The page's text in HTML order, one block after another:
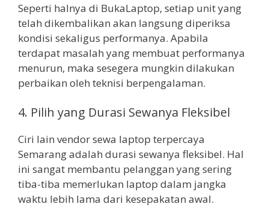
Seperti halnya di BukaLaptop, setiap unit yang
telah dikembalikan akan langsung diperiksa
kondisi sekaligus performanya. Apabila
terdapat masalah yang membuat performanya
menurun, maka sesegera mungkin dilakukan
perbaikan oleh teknisi berpengalaman.
4. Pilih yang Durasi Sewanya Fleksibel
Ciri lain vendor sewa laptop terpercaya
Semarang adalah durasi sewanya fleksibel. Hal
ini sangat membantu pelanggan yang sering
tiba-tiba memerlukan laptop dalam jangka
waktu lebih lama dari kesepakatan awal.